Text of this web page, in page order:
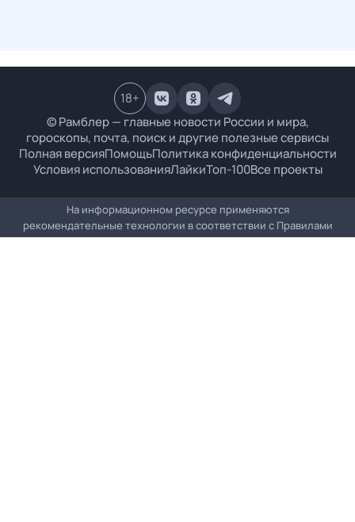
© Рамблер — главные новости России и мира,
гороскопы, почта, поиск и другие полезные сервисы
Полная версияПомощьПолитика конфиденциальности
Условия использованияЛайкиТоп-100Все проекты
18+
На информационном ресурсе применяются
рекомендательные технологии в соответствии с Правилами